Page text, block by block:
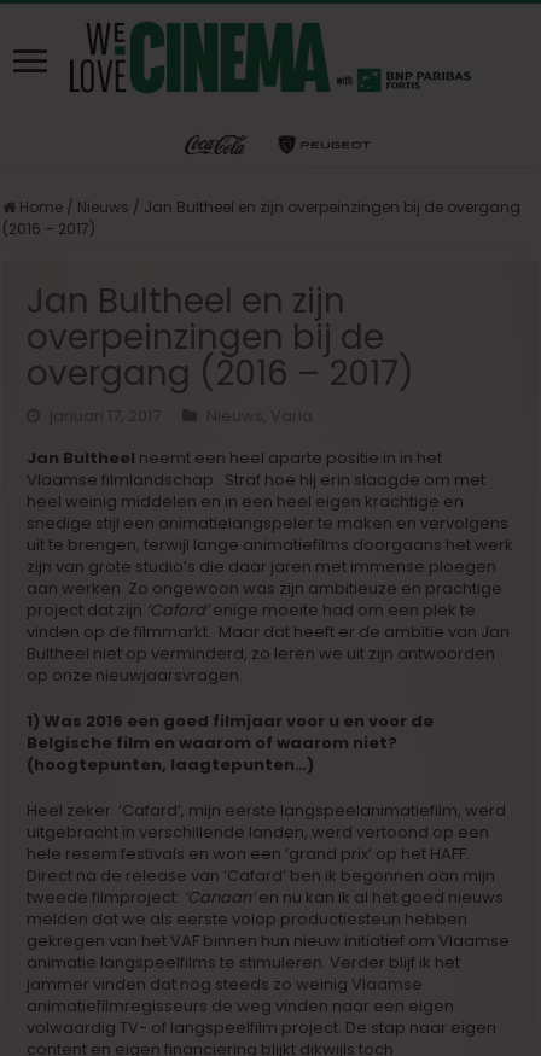
Home / Nieuws / Jan Bultheel en zijn overpeinzingen bij de overgang
(2016 – 2017)
Jan Bultheel en zijn
overpeinzingen bij de
overgang (2016 – 2017)
Nieuws
Varia
Jan Bultheel neemt een heel aparte positie in in het
Vlaamse filmlandschap. Straf hoe hij erin slaagde om met
heel weinig middelen en in een heel eigen krachtige en
snedige stijl een animatielangspeler te maken en vervolgens
uit te brengen, terwijl lange animatiefilms doorgaans het werk
zijn van grote studio’s die daar jaren met immense ploegen
aan werken. Zo ongewoon was zijn ambitieuze en prachtige
project dat zijn ‘Cafard’enige moeite had om een plek te
vinden op de filmmarkt. Maar dat heeft er de ambitie van Jan
Bultheel niet op verminderd, zo leren we uit zijn antwoorden
op onze nieuwjaarsvragen.
1) Was 2016 een goed filmjaar voor u en voor de
Belgische film en waarom of waarom niet?
(hoogtepunten, laagtepunten…)
Heel zeker. ‘Cafard’, mijn eerste langspeelanimatiefilm, werd
uitgebracht in verschillende landen, werd vertoond op een
hele resem festivals en won een ’grand prix’ op het HAFF.
Direct na de release van ‘Cafard’ ben ik begonnen aan mijn
tweede filmproject: ‘Canaan’en nu kan ik al het goed nieuws
melden dat we als eerste volop productiesteun hebben
gekregen van het VAF binnen hun nieuw initiatief om Vlaamse
animatie langspeelfilms te stimuleren. Verder blijf ik het
jammer vinden dat nog steeds zo weinig Vlaamse
animatiefilmregisseurs de weg vinden naar een eigen
volwaardig TV- of langspeelfilm project. De stap naar eigen
content en eigen financiering blijkt dikwijls toch